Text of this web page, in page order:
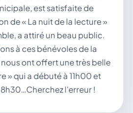
est satisfaite de
de « La nuit de la lecture »
a attiré un beau public.
à ces bénévoles de la
ont offert une très belle
» qui a débuté à 11h00 et
l’erreur !